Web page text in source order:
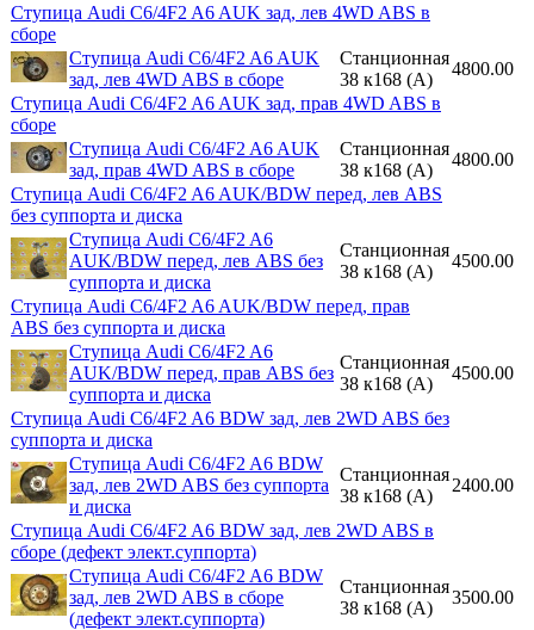
Ступица Audi C6/4F2 A6 AUK зад, лев 4WD ABS в
сборе
Ступица Audi C6/4F2 A6 AUK
зад, лев 4WD ABS в сборе
Станционная
38 к168 (A)
4800.00
Ступица Audi C6/4F2 A6 AUK зад, прав 4WD ABS в
сборе
Ступица Audi C6/4F2 A6 AUK
зад, прав 4WD ABS в сборе
Станционная
38 к168 (A)
4800.00
Ступица Audi C6/4F2 A6 AUK/BDW перед, лев ABS
без суппорта и диска
Ступица Audi C6/4F2 A6
AUK/BDW перед, лев ABS без
суппорта и диска
Станционная
38 к168 (A)
4500.00
Ступица Audi C6/4F2 A6 AUK/BDW перед, прав
ABS без суппорта и диска
Ступица Audi C6/4F2 A6
AUK/BDW перед, прав ABS без
суппорта и диска
Станционная
38 к168 (A)
4500.00
Ступица Audi C6/4F2 A6 BDW зад, лев 2WD ABS без
суппорта и диска
Ступица Audi C6/4F2 A6 BDW
зад, лев 2WD ABS без суппорта
и диска
Станционная
38 к168 (A)
2400.00
Ступица Audi C6/4F2 A6 BDW зад, лев 2WD ABS в
сборе (дефект элект.суппорта)
Ступица Audi C6/4F2 A6 BDW
зад, лев 2WD ABS в сборе
(дефект элект.суппорта)
Станционная
38 к168 (A)
3500.00